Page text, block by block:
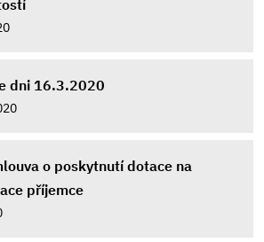
dni 16.3.2020
o poskytnutí dotace na
příjemce